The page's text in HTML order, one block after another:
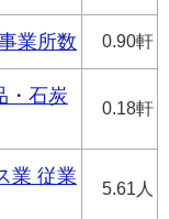
業所数 0.90軒
・石炭
0.18軒
業 従業
5.61人